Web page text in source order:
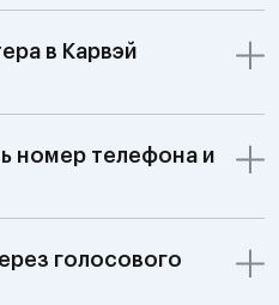
в Карвэй
номер телефона и
голосового